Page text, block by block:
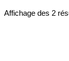
Affichage des 2